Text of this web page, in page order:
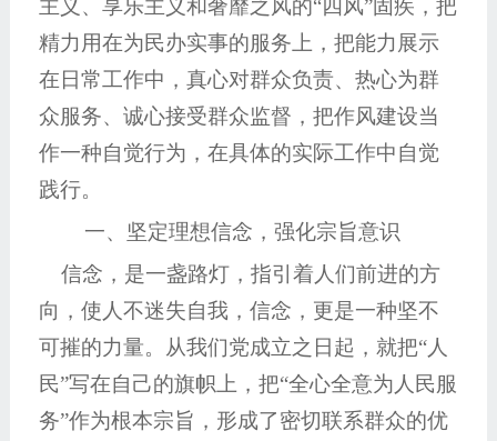
主义、享乐主义和奢靡之风的“四风”固疾，把
精力用在为民办实事的服务上，把能力展示
在日常工作中，真心对群众负责、热心为群
众服务、诚心接受群众监督，把作风建设当
作一种自觉行为，在具体的实际工作中自觉
践行。
一、坚定理想信念，强化宗旨意识
信念，是一盏路灯，指引着人们前进的方
向，使人不迷失自我，信念，更是一种坚不
可摧的力量。从我们党成立之日起，就把“人
民”写在自己的旗帜上，把“全心全意为人民服
务”作为根本宗旨，形成了密切联系群众的优